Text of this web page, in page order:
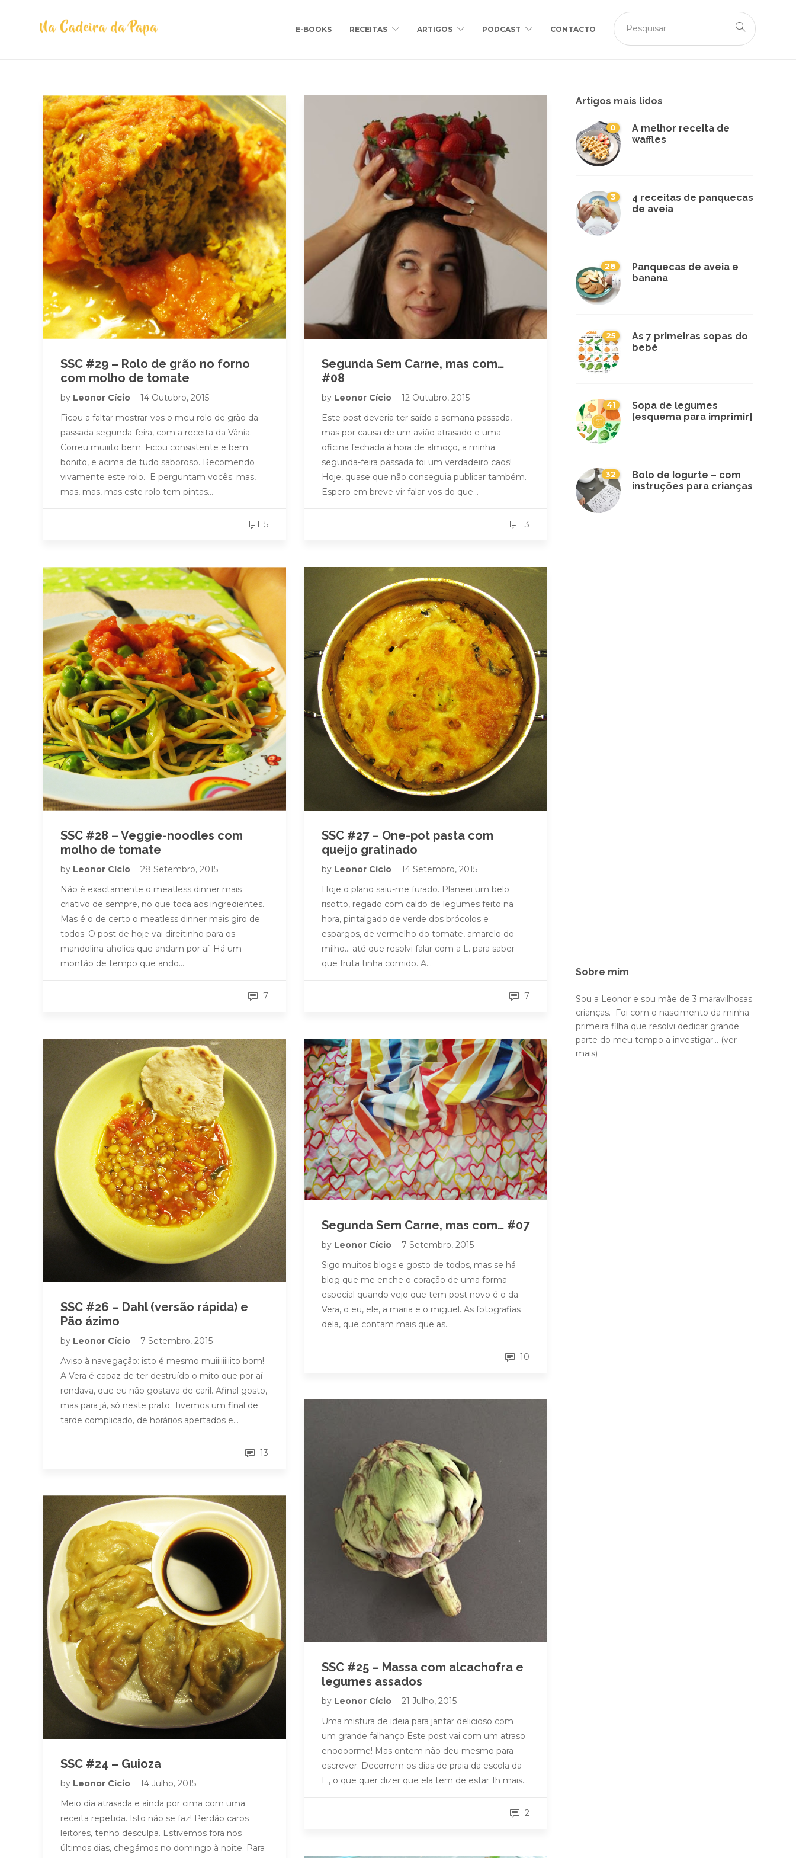
E-BOOKS RECEITAS ARTIGOS PODCAST CONTACTO
SSC #29 – Rolo de grão no forno
com molho de tomate
by Leonor Cício
14 Outubro, 2015
Ficou a faltar mostrar-vos o meu rolo de grão da
passada segunda-feira, com a receita da Vânia.
Correu muiiito bem. Ficou consistente e bem
bonito, e acima de tudo saboroso. Recomendo
vivamente este rolo. E perguntam vocês: mas,
mas, mas, mas este rolo tem pintas…
5
Segunda Sem Carne, mas com…
#08
by Leonor Cício
12 Outubro, 2015
Este post deveria ter saído a semana passada,
mas por causa de um avião atrasado e uma
oficina fechada à hora de almoço, a minha
segunda-feira passada foi um verdadeiro caos!
Hoje, quase que não conseguia publicar também.
Espero em breve vir falar-vos do que…
3
SSC #28 – Veggie-noodles com
molho de tomate
by Leonor Cício
28 Setembro, 2015
Não é exactamente o meatless dinner mais
criativo de sempre, no que toca aos ingredientes.
Mas é o de certo o meatless dinner mais giro de
todos. O post de hoje vai direitinho para os
mandolina-aholics que andam por aí. Há um
montão de tempo que ando…
7
SSC #27 – One-pot pasta com
queijo gratinado
by Leonor Cício
14 Setembro, 2015
Hoje o plano saiu-me furado. Planeei um belo
risotto, regado com caldo de legumes feito na
hora, pintalgado de verde dos brócolos e
espargos, de vermelho do tomate, amarelo do
milho… até que resolvi falar com a L. para saber
que fruta tinha comido. A…
7
SSC #26 – Dahl (versão rápida) e
Pão ázimo
by Leonor Cício
7 Setembro, 2015
Aviso à navegação: isto é mesmo muiiiiiiiiito bom!
A Vera é capaz de ter destruído o mito que por aí
rondava, que eu não gostava de caril. Afinal gosto,
mas para já, só neste prato. Tivemos um final de
tarde complicado, de horários apertados e…
13
Segunda Sem Carne, mas com… #07
by Leonor Cício
7 Setembro, 2015
Sigo muitos blogs e gosto de todos, mas se há
blog que me enche o coração de uma forma
especial quando vejo que tem post novo é o da
Vera, o eu, ele, a maria e o miguel. As fotografias
dela, que contam mais que as…
10
SSC #25 – Massa com alcachofra e
legumes assados
by Leonor Cício
21 Julho, 2015
Uma mistura de ideia para jantar delicioso com
um grande falhanço Este post vai com um atraso
enoooorme! Mas ontem não deu mesmo para
escrever. Decorrem os dias de praia da escola da
L., o que quer dizer que ela tem de estar 1h mais…
2
SSC #24 – Guioza
by Leonor Cício
14 Julho, 2015
Meio dia atrasada e ainda por cima com uma
receita repetida. Isto não se faz! Perdão caros
leitores, tenho desculpa. Estivemos fora nos
últimos dias, chegámos no domingo à noite. Para
Artigos mais lidos
0
A melhor receita de
waffles
3
4 receitas de panquecas
de aveia
28
Panquecas de aveia e
banana
25
As 7 primeiras sopas do
bebé
41
Sopa de legumes
[esquema para imprimir]
32
Bolo de Iogurte – com
instruções para crianças
Sobre mim
Sou a Leonor e sou mãe de 3 maravilhosas
crianças. Foi com o nascimento da minha
primeira filha que resolvi dedicar grande
parte do meu tempo a investigar... (ver
mais)